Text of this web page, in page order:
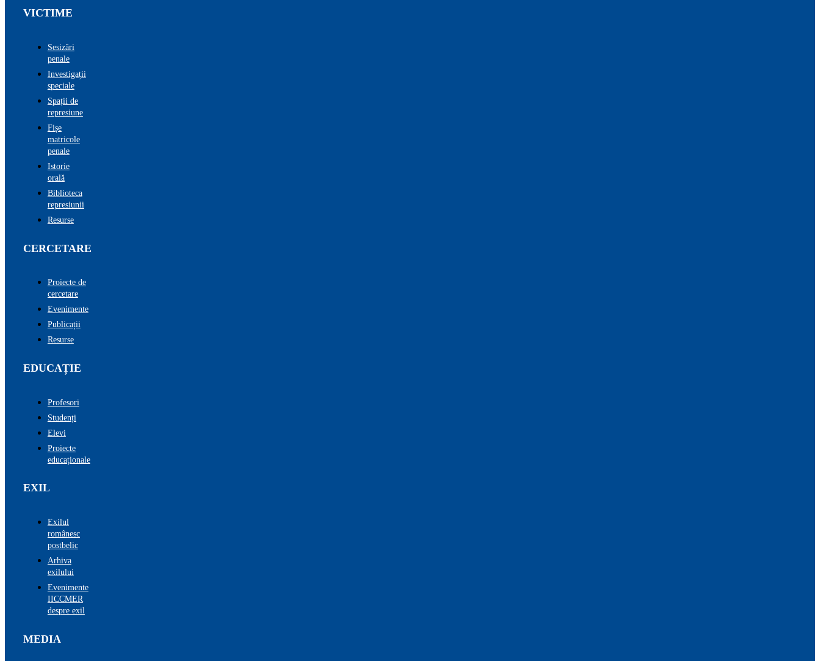
VICTIME
Sesizări
penale
Investigații
speciale
Spații de
represiune
Fișe
matricole
penale
Istorie
orală
Biblioteca
represiunii
Resurse
CERCETARE
Proiecte de
cercetare
Evenimente
Publicații
Resurse
EDUCAȚIE
Profesori
Studenți
Elevi
Proiecte
educaționale
EXIL
Exilul
românesc
postbelic
Arhiva
exilului
Evenimente
IICCMER
despre exil
MEDIA